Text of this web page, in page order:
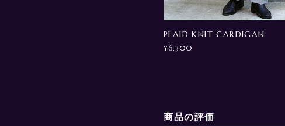
PLAID KNIT CARDIGAN
¥6,300
商品の評価